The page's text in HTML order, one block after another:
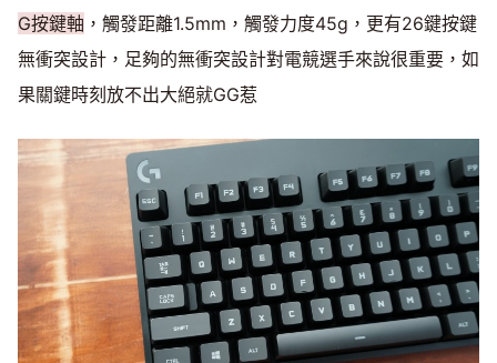
G按鍵軸 ，觸發距離1.5mm，觸發力度45g，更有26鍵按鍵
無衝突設計，足夠的無衝突設計對電競選手來說很重要，如
果關鍵時刻放不出大絕就GG惹